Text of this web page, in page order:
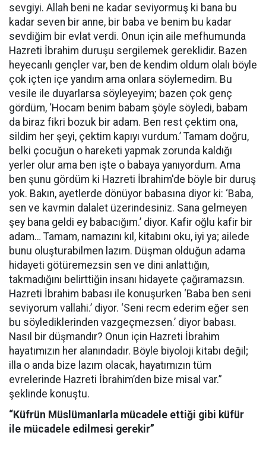
sevgiyi. Allah beni ne kadar seviyormuş ki bana bu
kadar seven bir anne, bir baba ve benim bu kadar
sevdiğim bir evlat verdi. Onun için aile mefhumunda
Hazreti İbrahim duruşu sergilemek gereklidir. Bazen
heyecanlı gençler var, ben de kendim oldum olalı böyle
çok içten içe yandım ama onlara söylemedim. Bu
vesile ile duyarlarsa söyleyeyim; bazen çok genç
gördüm, ‘Hocam benim babam şöyle söyledi, babam
da biraz fikri bozuk bir adam. Ben rest çektim ona,
sildim her şeyi, çektim kapıyı vurdum.’ Tamam doğru,
belki çocuğun o hareketi yapmak zorunda kaldığı
yerler olur ama ben işte o babaya yanıyordum. Ama
ben şunu gördüm ki Hazreti İbrahim'de böyle bir duruş
yok. Bakın, ayetlerde dönüyor babasına diyor ki: ‘Baba,
sen ve kavmin dalalet üzerindesiniz. Sana gelmeyen
şey bana geldi ey babacığım.’ diyor. Kafir oğlu kafir bir
adam… Tamam, namazını kıl, kitabını oku, iyi ya; ailede
bunu oluşturabilmen lazım. Düşman olduğun adama
hidayeti götüremezsin sen ve dini anlattığın,
takmadığını belirttiğin insanı hidayete çağıramazsın.
Hazreti İbrahim babası ile konuşurken ‘Baba ben seni
seviyorum vallahi.’ diyor. ‘Seni recm ederim eğer sen
bu söylediklerinden vazgeçmezsen.’ diyor babası.
Nasıl bir düşmandır? Onun için Hazreti İbrahim
hayatımızın her alanındadır. Böyle biyoloji kitabı değil;
illa o anda bize lazım olacak, hayatımızın tüm
evrelerinde Hazreti İbrahim’den bize misal var.”
şeklinde konuştu.
“Küfrün Müslümanlarla mücadele ettiği gibi küfür
ile mücadele edilmesi gerekir”